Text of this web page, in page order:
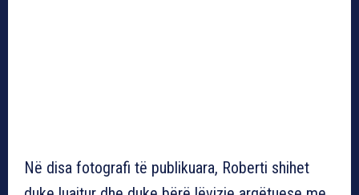
Në disa fotografi të publikuara, Roberti shihet